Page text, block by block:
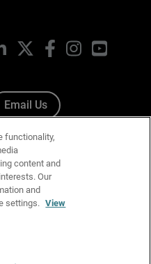
LinkedIn FacebookInstagramYouTube
Email Us
functionality,
content and
Our
and
settings. View